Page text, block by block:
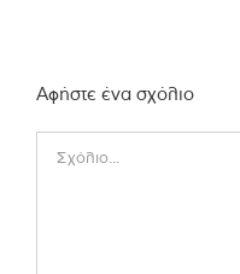
Αφήστε ένα σχόλιο